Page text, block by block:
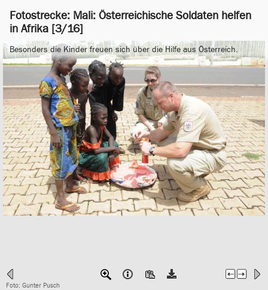
Fotostrecke: Mali: Österreichische Soldaten helfen
in Afrika [3/16]
Besonders die Kinder freuen sich über die Hilfe aus Österreich.
Foto: Gunter Pusch